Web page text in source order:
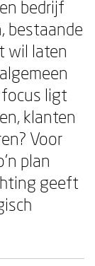
bedrijf
bestaande
wil laten
ligt
klanten
Voor
plan
geeft